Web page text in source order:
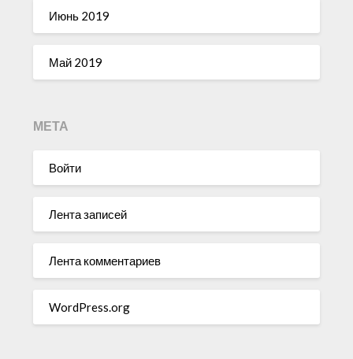
Июнь 2019
Май 2019
МЕТА
Войти
Лента записей
Лента комментариев
WordPress.org